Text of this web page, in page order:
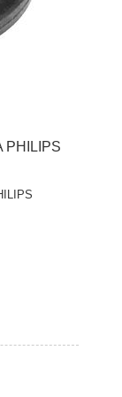
PHILIPS